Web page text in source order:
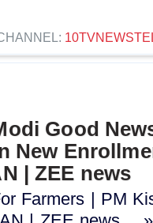
Good
New
| ZEE news
Farmers | PM